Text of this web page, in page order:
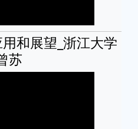
和展望_浙江大学
苏